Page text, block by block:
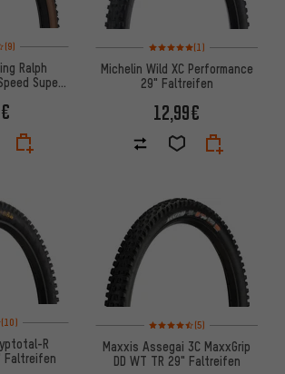
4 von 5 basierend auf 9 Bewertungen
(9)
Ralph
Super
Bewertungen: 5 von 5
(1)
Michelin Wild XC Performance
29" Faltreifen
12,99€
4 von 5 basierend auf 10 Bewertungen
(10)
R
Faltreifen
Bewertungen: 4,5 von 5
(5)
Maxxis Assegai 3C MaxxGrip
DD WT TR 29" Faltreifen